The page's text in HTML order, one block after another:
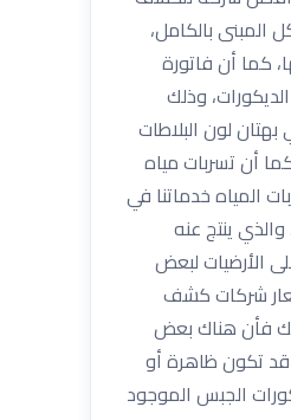
بالكامل،
كما أن فاتورة
وذلك
لون البلاطات
أن تسربات مياه
المياه خدماتنا في
ينتج عنه
الأرضيات لبعض
علي شغلة اسعار شركات كشف
فأن هناك بعض
قد تكون ظاهرة أو
الجبس الموجود